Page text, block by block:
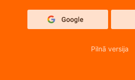
Pilnā versija